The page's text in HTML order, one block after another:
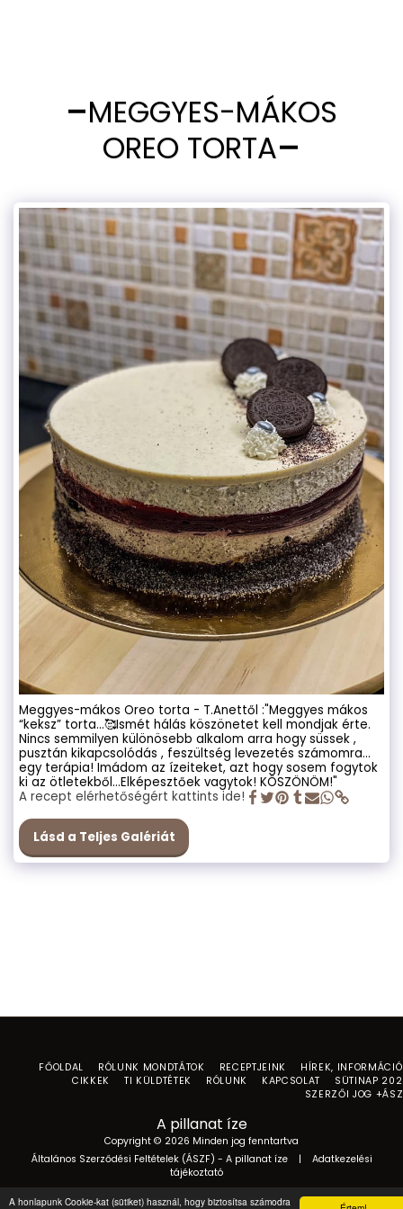
A honlapunk Cookie-kat (sütiket) használ, hogy biztosítsa számodra
MEGGYES-MÁKOS
OREO TORTA
Meggyes-mákos Oreo torta - T.Anettől :"Meggyes mákos
“keksz” torta…🥰Ismét hálás köszönetet kell mondjak érte.
Nincs semmilyen különösebb alkalom arra hogy süssek ,
pusztán kikapcsolódás , feszültség levezetés számomra…
egy terápia! Imádom az ízeiteket, azt hogy sosem fogytok
ki az ötletekből…Elképesztőek vagytok! KÖSZÖNÖM!"
A recept elérhetőségért kattints ide!
Lásd a Teljes Galériát
A pillanat íze
Copyright © 2026 Minden jog fenntartva
Általános Szerződési Feltételek (ÁSZF) - A pillanat íze| Adatkezelési
tájékoztató
FŐOLDAL RÓLUNK MONDTÁTOK RECEPTJEINK
HÍREK,
CIKKEK
TI KÜLDTÉTEK RÓLUNK KAPCSOLAT
SÜTINAP
SZERZŐI JOG